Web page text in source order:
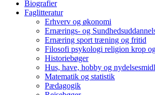
Biografier
Faglitteratur
Erhverv og økonomi
Ernærings- og
Ernæring sport træning og fritid
Filosofi psykologi religion krop
Historiebøger
Hus, have, hobby og
Matematik og statistik
Pædagogik